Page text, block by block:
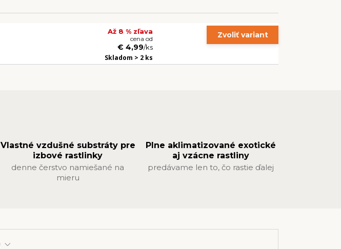
Až 8 % zľava
cena od
€ 4,99/ks
Skladom > 2 ks
Zvoliť variant
Vlastné vzdušné substráty pre
izbové rastlinky
denne čerstvo namiešané na
mieru
Plne aklimatizované exotické
aj vzácne rastliny
predávame len to, čo rastie ďalej